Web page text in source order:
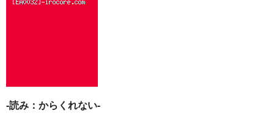
-読み：からくれない-